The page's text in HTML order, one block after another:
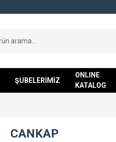
ŞUBELERİMİZ
ONLINE
KATALOG
CANKAP